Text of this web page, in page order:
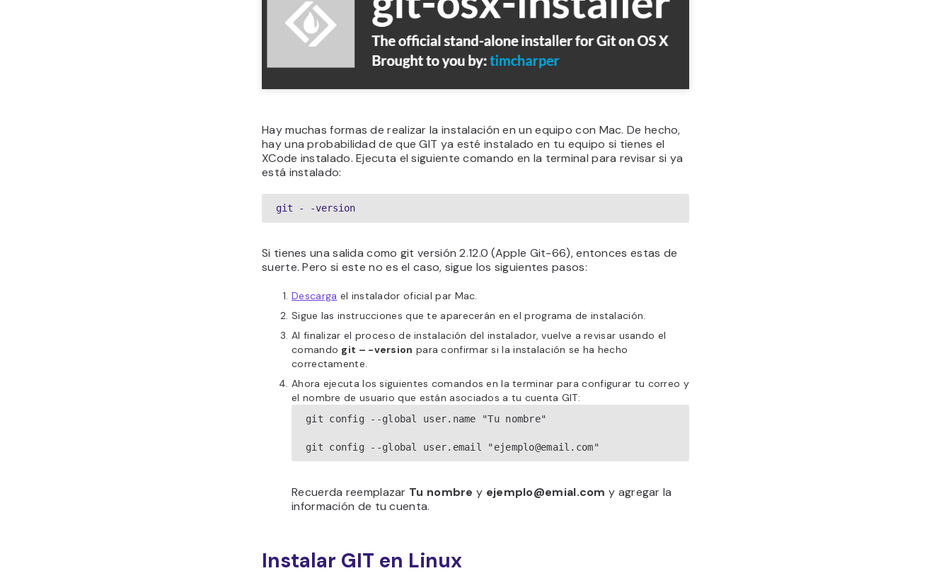
Hay muchas formas de realizar la instalación en un equipo con Mac. De hecho,
hay una probabilidad de que GIT ya esté instalado en tu equipo si tienes el
XCode instalado. Ejecuta el siguiente comando en la terminal para revisar si ya
está instalado:
git - -version
Si tienes una salida como git versión 2.12.0 (Apple Git-66), entonces estas de
suerte. Pero si este no es el caso, sigue los siguientes pasos:
Descarga el instalador oficial par Mac.
Sigue las instrucciones que te aparecerán en el programa de instalación.
Al finalizar el proceso de instalación del instalador, vuelve a revisar usando el
comando git – -version para confirmar si la instalación se ha hecho
correctamente.
Ahora ejecuta los siguientes comandos en la terminar para configurar tu correo y
el nombre de usuario que están asociados a tu cuenta GIT:
git config --global user.name "Tu nombre"
git config --global user.email "ejemplo@email.com"
Recuerda reemplazar Tu nombre y ejemplo@emial.com y agregar la
información de tu cuenta.
Instalar GIT en Linux